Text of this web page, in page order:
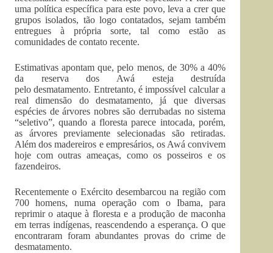
uma política específica para este povo, leva a crer que
grupos isolados, tão logo contatados, sejam também
entregues à própria sorte, tal como estão as
comunidades de contato recente.
Estimativas apontam que, pelo menos, de 30% a 40%
da reserva dos Awá esteja destruída
pelo desmatamento. Entretanto, é impossível calcular a
real dimensão do desmatamento, já que diversas
espécies de árvores nobres são derrubadas no sistema
“seletivo”, quando a floresta parece intocada, porém,
as árvores previamente selecionadas são retiradas.
Além dos madereiros e empresários, os Awá convivem
hoje com outras ameaças, como os posseiros e os
fazendeiros.
Recentemente o Exército desembarcou na região com
700 homens, numa operação com o Ibama, para
reprimir o ataque à floresta e a produção de maconha
em terras indígenas, reascendendo a esperança. O que
encontraram foram abundantes provas do crime de
desmatamento.